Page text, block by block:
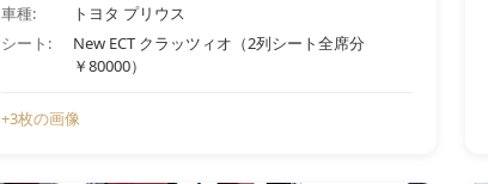
車種:
トヨタ プリウス
シート:
New ECT クラッツィオ（2列シート全席分
￥80000）
+3枚の画像